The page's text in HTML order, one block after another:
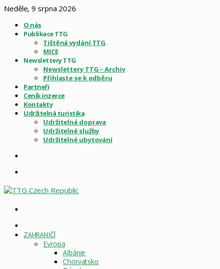
Neděle, 9 srpna 2026
O nás
Publikace TTG
Tištěná vydání TTG
MICE
Newslettery TTG
Newslettery TTG – Archiv
Přihlaste se k odběru
Partneři
Ceník inzerce
Kontakty
Udržitelná turistika
Udržitelná doprava
Udržitelné služby
Udržitelné ubytování
STRÁNKA
ZAHRANIČÍ
Evropa
Albánie
Chorvatsko